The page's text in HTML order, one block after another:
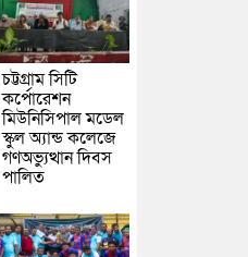
চট্টগ্রাম সিটি
কর্পোরেশন
মিউনিসিপাল মডেল
স্কুল অ্যান্ড কলেজে
গণঅভ্যুত্থান দিবস
পালিত